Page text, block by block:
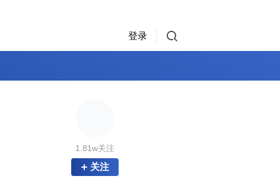
登录
1.81w关注
关注